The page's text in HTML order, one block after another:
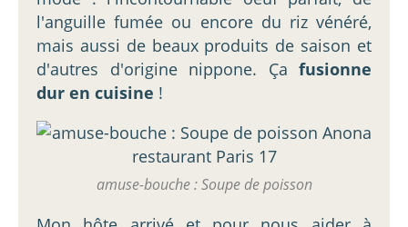
l'anguille fumée ou encore du riz vénéré,
mais aussi de beaux produits de saison et
d'autres d'origine nippone. Ça fusionne
dur en cuisine !
amuse-bouche : Soupe de poisson